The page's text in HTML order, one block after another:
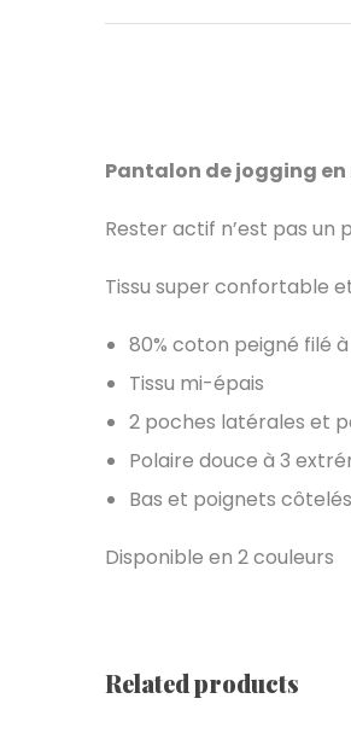
Pantalon de jogging
Rester actif n’est pas
Tissu super confortable
80% coton peigné filé
Tissu mi-épais
2 poches latérales et
Polaire douce à 3
Bas et poignets
Disponible en 2 couleurs
Related products